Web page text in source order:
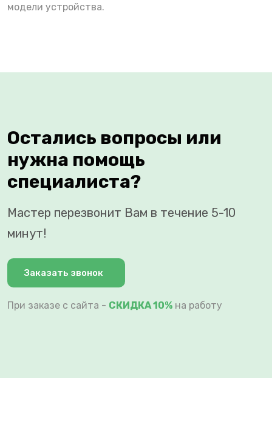
модели устройства.
Остались вопросы или
нужна помощь
специалиста?
Мастер перезвонит Вам в течение 5-10
минут!
Заказать звонок
При заказе с сайта - СКИДКА 10% на работу